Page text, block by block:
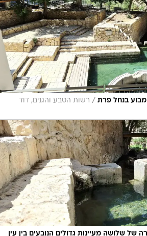
מבוע בנחל פרת / רשות הטבע והגנים, דוד
של שלושה מעיינות גדולים הנובעים בין עין